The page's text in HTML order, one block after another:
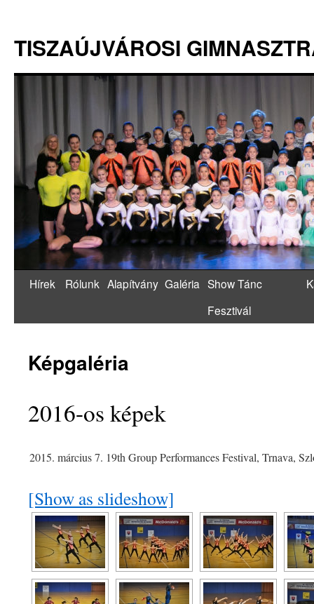
TISZAÚJVÁROSI
Hírek Rólunk Alapítvány Galéria Show Tánc
Fesztivál
Képgaléria
2016-os képek
2015. március 7. 19th Group Performances Festival, Trnava,
[Show as slideshow]